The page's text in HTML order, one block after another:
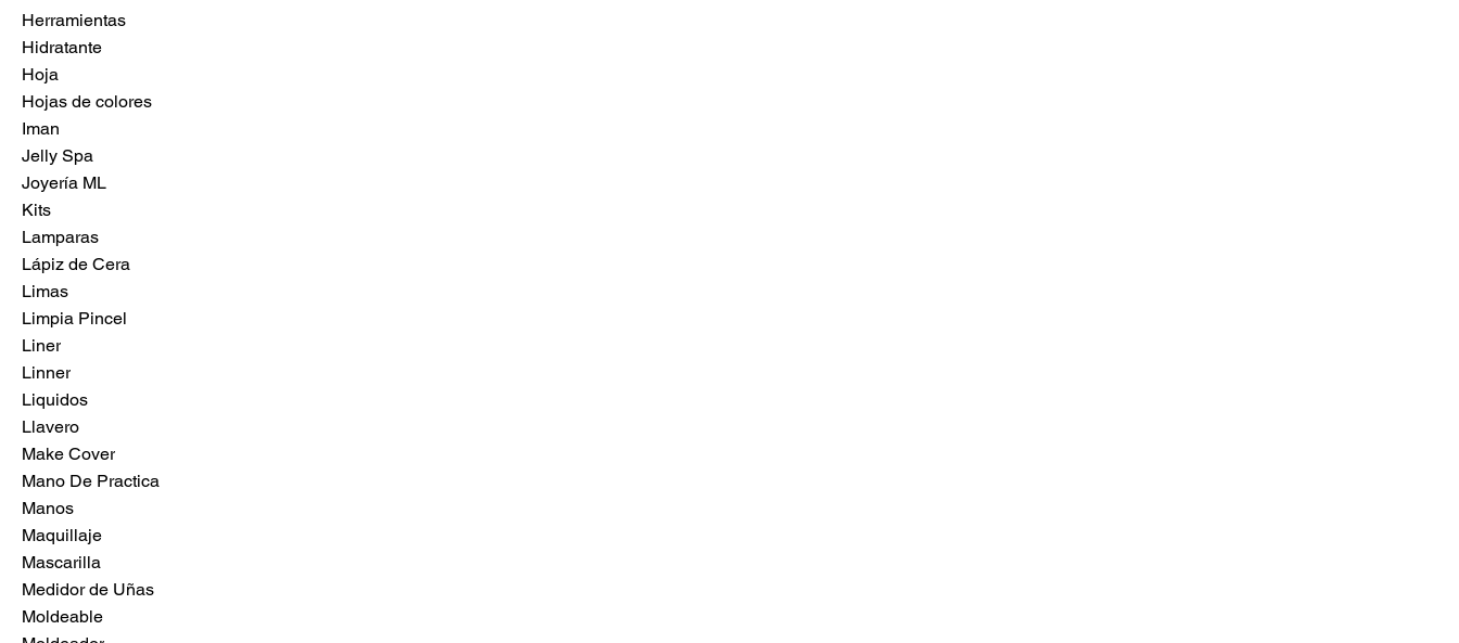
Herramientas
Hidratante
Hoja
Hojas de colores
Iman
Jelly Spa
Joyería ML
Kits
Lamparas
Lápiz de Cera
Limas
Limpia Pincel
Liner
Linner
Liquidos
Llavero
Make Cover
Mano De Practica
Manos
Maquillaje
Mascarilla
Medidor de Uñas
Moldeable